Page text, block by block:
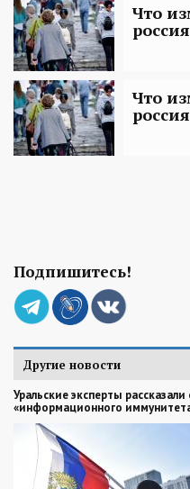
Что
Что
Подпишитесь!
Другие новости
Уральские эксперты
«информационного